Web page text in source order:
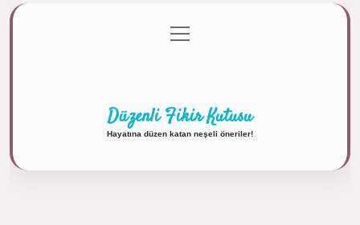
Gizlilik Politikası
menüyü
aç
Düzenli Fikir Kutusu
Hayatına düzen katan neşeli öneriler!